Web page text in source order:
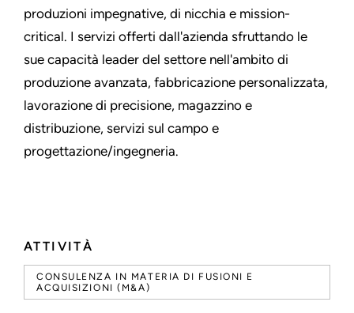
ATTIVITÀ
CONSULENZA IN MATERIA DI FUSIONI E
ACQUISIZIONI (M&A)
produzioni impegnative, di nicchia e mission-
critical. I servizi offerti dall'azienda sfruttando le
sue capacità leader del settore nell'ambito di
produzione avanzata, fabbricazione personalizzata,
lavorazione di precisione, magazzino e
distribuzione, servizi sul campo e
progettazione/ingegneria.